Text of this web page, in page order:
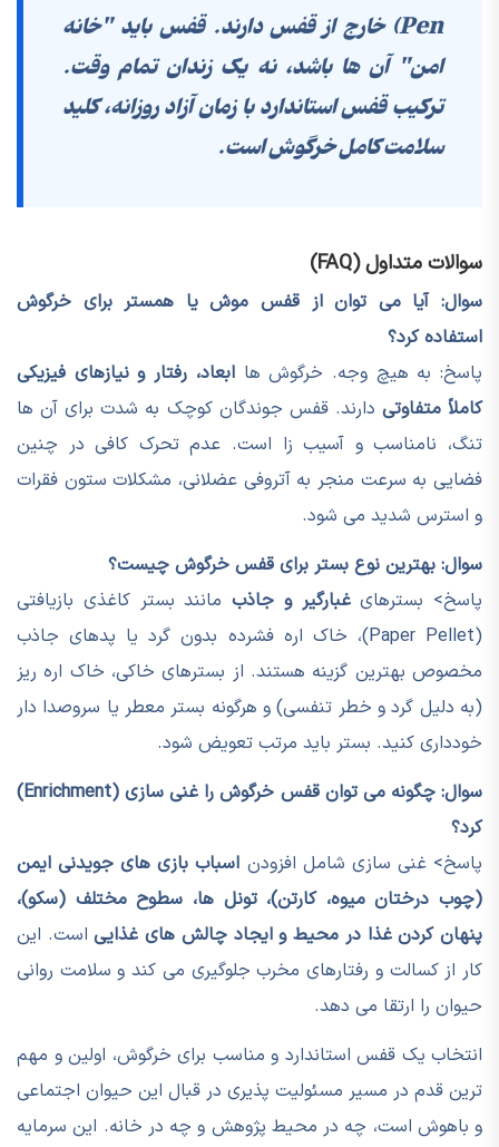
Pen) خارج از قفس دارند. قفس باید "خانه
امن" آن ها باشد، نه یک زندان تمام وقت.
ترکیب قفس استاندارد با زمان آزاد روزانه، کلید
سلامت کامل خرگوش است.
سوالات متداول (FAQ)
سوال: آیا می توان از قفس موش یا همستر برای خرگوش
استفاده کرد؟
پاسخ: به هیچ وجه. خرگوش هاابعاد، رفتار و نیازهای فیزیکی
کاملاً متفاوتی دارند. قفس جوندگان کوچک به شدت برای آن ها
تنگ، نامناسب و آسیب زا است. عدم تحرک کافی در چنین
فضایی به سرعت منجر به آتروفی عضلانی، مشکلات ستون فقرات
و استرس شدید می شود.
سوال: بهترین نوع بستر برای قفس خرگوش چیست؟
پاسخ> بسترهایغبارگیر و جاذب مانند بستر کاغذی بازیافتی
(Paper Pellet)، خاک اره فشرده بدون گرد یا پدهای جاذب
مخصوص بهترین گزینه هستند. از بسترهای خاکی، خاک اره ریز
(به دلیل گرد و خطر تنفسی) و هرگونه بستر معطر یا سروصدا دار
خودداری کنید. بستر باید مرتب تعویض شود.
سوال: چگونه می توان قفس خرگوش را غنی سازی (Enrichment)
کرد؟
پاسخ> غنی سازی شامل افزودن اسباب بازی های جویدنی ایمن
(چوب درختان میوه، کارتن)، تونل ها، سطوح مختلف (سکو)،
پنهان کردن غذا در محیط و ایجاد چالش های غذاییاست. این
کار از کسالت و رفتارهای مخرب جلوگیری می کند و سلامت روانی
حیوان را ارتقا می دهد.
انتخاب یک قفس استاندارد و مناسب برای خرگوش، اولین و مهم
ترین قدم در مسیر مسئولیت پذیری در قبال این حیوان اجتماعی
و باهوش است، چه در محیط پژوهش و چه در خانه. این سرمایه